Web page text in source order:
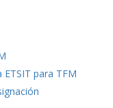
para TFM